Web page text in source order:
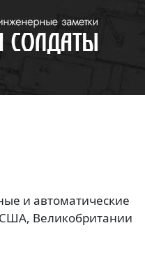
и автоматические
Великобритании